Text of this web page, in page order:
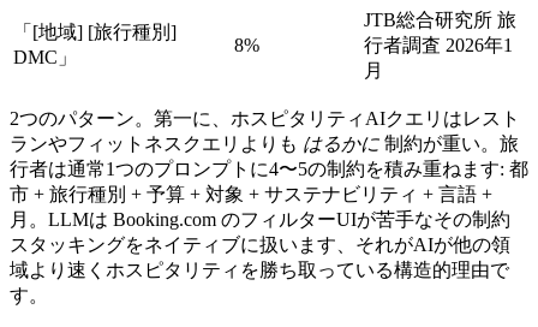
「[地域] [旅行種別]
DMC」
8%
JTB総合研究所 旅
行者調査 2026年1
月
2つのパターン。第一に、ホスピタリティAIクエリはレスト
ランやフィットネスクエリよりも はるかに 制約が重い。旅
行者は通常1つのプロンプトに4〜5の制約を積み重ねます: 都
市 + 旅行種別 + 予算 + 対象 + サステナビリティ + 言語 +
月。LLMは Booking.com のフィルターUIが苦手なその制約
スタッキングをネイティブに扱います、それがAIが他の領
域より速くホスピタリティを勝ち取っている構造的理由で
す。